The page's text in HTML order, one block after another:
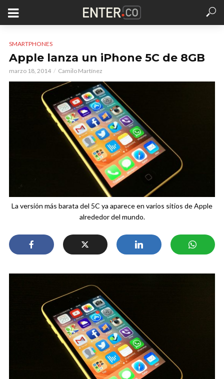
SMARTPHONES
Apple lanza un iPhone 5C de 8GB
marzo 18, 2014 Camilo Martínez
La versión más barata del 5C ya aparece en varios sitios de Apple
alrededor del mundo.